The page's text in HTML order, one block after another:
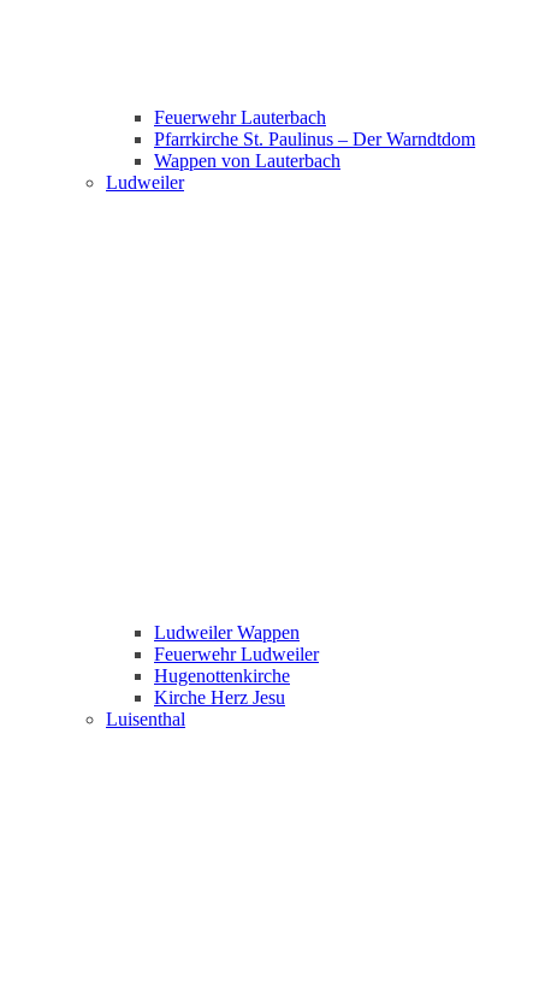
Feuerwehr Lauterbach
Pfarrkirche St. Paulinus – Der Warndtdom
Wappen von Lauterbach
Ludweiler
Ludweiler Wappen
Feuerwehr Ludweiler
Hugenottenkirche
Kirche Herz Jesu
Luisenthal